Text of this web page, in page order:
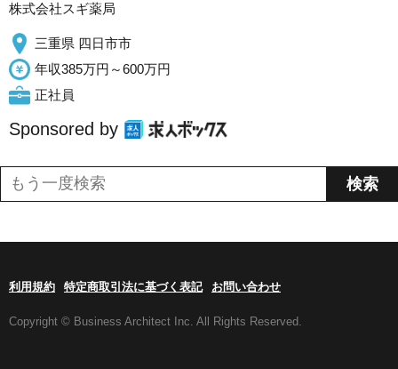
株式会社スギ薬局
三重県 四日市市
年収385万円～600万円
正社員
Sponsored by
利用規約 特定商取引法に基づく表記 お問い合わせ
Copyright © Business Architect Inc. All Rights Reserved.